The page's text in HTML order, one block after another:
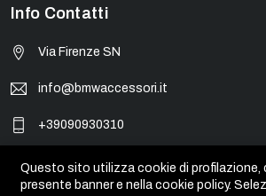
Info Contatti
Via Firenze SN
info@bmwaccessori.it
+39090930310
© BMW Accessori - PIVA 01931450835.
Questo sito utilizza cookie di profilazione,
presente banner e nella cookie policy.